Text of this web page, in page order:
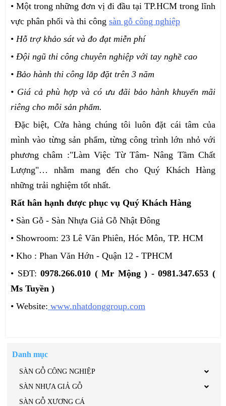
• Một trong những đơn vị đi đầu tại TP.HCM trong lĩnh
vực phân phối và thi công sàn gỗ công nghiệp
• Hỗ trợ khảo sát và đo đạt miễn phí
• Đội ngũ thi công chuyên nghiệp với tay nghề cao
• Bảo hành thi công lắp đặt trên 3 năm
• Giá cả phù hợp và có ưu đãi bảo hành khuyến mãi
riêng cho mỗi sản phẩm.
Đặc biệt, Cửa hàng chúng tôi luôn đặt cái tâm của
mình vào từng sản phẩm, từng công trình lớn nhỏ với
phương châm :"Làm Việc Từ Tâm- Nâng Tầm Chất
Lượng"… nhằm mang đến cho Quý Khách Hàng
những trải nghiệm tốt nhất.
Rất hân hạnh được phục vụ Quý Khách Hàng
• Sàn Gỗ - Sàn Nhựa Giả Gỗ Nhật Đông
• Showroom: 23 Lê Văn Phiên, Hóc Môn, TP. HCM
• Kho : Phan Văn Hớn - Quận 12 - TPHCM
• SĐT:0978.266.010 ( Mr Mộng ) - 0981.347.653 (
Ms Tuyền )
• Website: www.nhatdonggroup.com
Danh mục
SÀN GỖ CÔNG NGHIỆP
SÀN NHỰA GIẢ GỖ
SÀN GỖ XƯƠNG CÁ